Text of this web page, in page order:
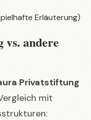
Erläuterung)
andere
Privatstiftung
mit